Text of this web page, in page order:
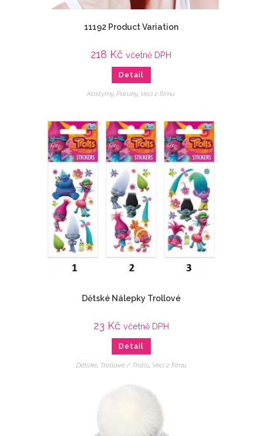
11192 Product Variation
218 Kč včetně DPH
Detail
Kostýmy, Paruky, Veci z filmu
Dětské Nálepky Trollové
23 Kč včetně DPH
Detail
Dětské, Trollové / Trolls Veci z filmu